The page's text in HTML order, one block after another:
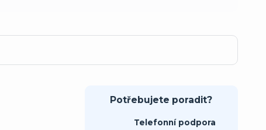
Potřebujete poradit?
Telefonní podpora